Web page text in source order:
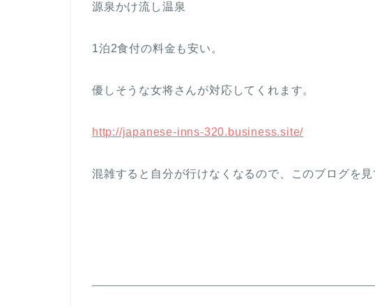
源泉かけ流し温泉
1泊2食付の料金も安い。
優しそうな女将さんが対応してくれます。
http://japanese-inns-320.business.site/
混雑すると自分が行けなくなるので、このブログを